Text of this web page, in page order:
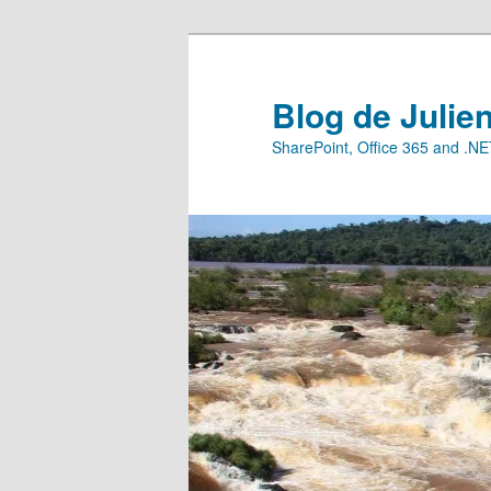
Blog de
SharePoint, Office 365 and